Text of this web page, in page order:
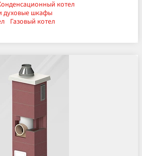
котел
духовые шкафы
Газовый котел